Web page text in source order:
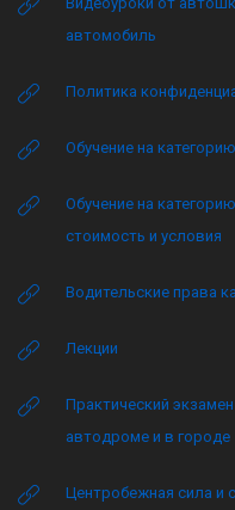
автомобиль
Политика
Обучение на
Обучение на
стоимость и условия
Водительские права
Лекции
Практический
автодроме и в городе
Центробежная сила и